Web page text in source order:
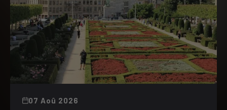
07 Aoû 2026